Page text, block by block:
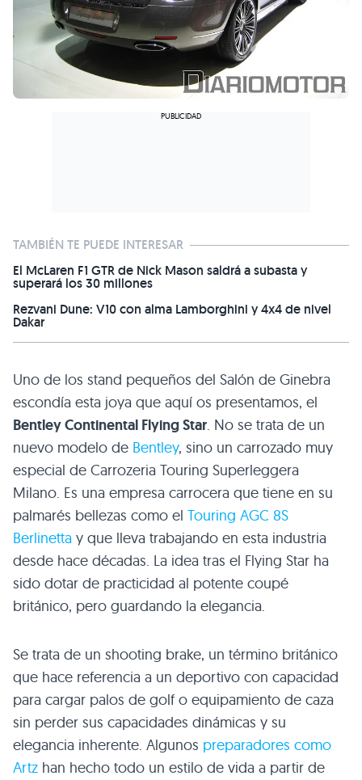
TAMBIÉN TE PUEDE INTERESAR
El McLaren F1 GTR de Nick Mason saldrá a subasta y
superará los 30 millones
Rezvani Dune: V10 con alma Lamborghini y 4x4 de nivel
Dakar
Uno de los stand pequeños del Salón de Ginebra
escondía esta joya que aquí os presentamos, el
Bentley Continental Flying Star. No se trata de un
nuevo modelo de Bentley, sino un carrozado muy
especial de Carrozeria Touring Superleggera
Milano. Es una empresa carrocera que tiene en su
palmarés bellezas como el Touring AGC 8S
Berlinetta y que lleva trabajando en esta industria
desde hace décadas. La idea tras el Flying Star ha
sido dotar de practicidad al potente coupé
británico, pero guardando la elegancia.
Se trata de un shooting brake, un término británico
que hace referencia a un deportivo con capacidad
para cargar palos de golf o equipamiento de caza
sin perder sus capacidades dinámicas y su
elegancia inherente. Algunos preparadores como
Artz han hecho todo un estilo de vida a partir de